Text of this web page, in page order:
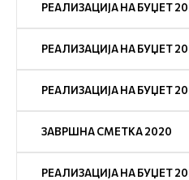
РЕАЛИЗАЦИЈА НА БУЏЕТ
РЕАЛИЗАЦИЈА НА БУЏЕТ
РЕАЛИЗАЦИЈА НА БУЏЕТ
ЗАВРШНА СМЕТКА 2020
РЕАЛИЗАЦИЈА НА БУЏЕТ